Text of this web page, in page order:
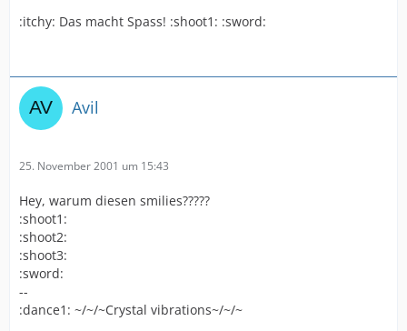
:itchy: Das macht Spass! :shoot1: :sword:
Avil
25. November 2001 um 15:43
Hey, warum diesen smilies?????
:shoot1:
:shoot2:
:shoot3:
:sword:
--
:dance1: ~/~/~Crystal vibrations~/~/~